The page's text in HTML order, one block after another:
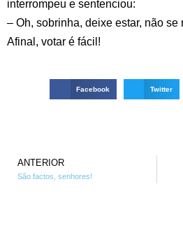
interrompeu e sentenciou:
– Oh, sobrinha, deixe estar, não se
Afinal, votar é fácil!
Facebook Twitter
ANTERIOR
São factos, senhores!